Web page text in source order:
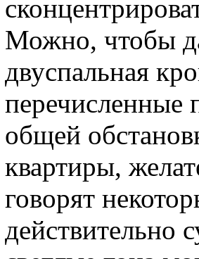
Можно, чтобы
двуспальная
перечисленные
общей
квартиры,
говорят
действительно